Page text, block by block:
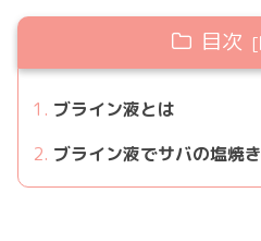
目次
ブライン液とは
ブライン液でサバの塩焼き